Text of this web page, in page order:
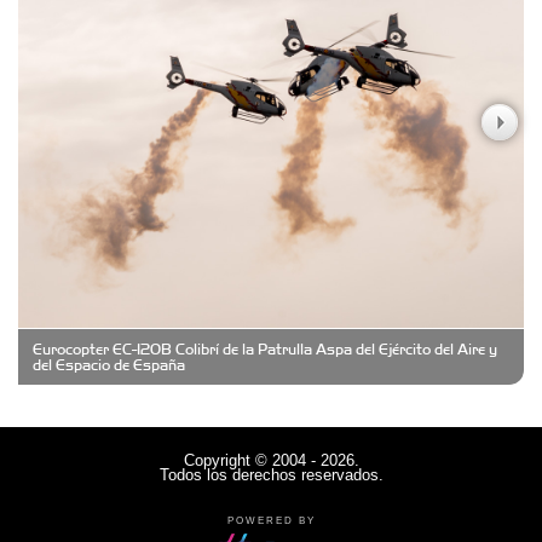
Carniceria y granja El Viejo Peña
Casa Berta
Clima Castelar
CONSERVAS YAMASIRO
Cubanico´s - Cubanitos Rellenos!
Denisi Market
Eurocopter EC-120B Colibrí de la Patrulla Aspa del Ejército del Aire y
del Espacio de España
Copyright © 2004 - 2026.
Todos los derechos reservados.
POWERED BY